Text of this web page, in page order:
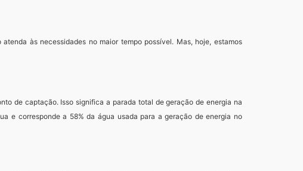
às necessidades no maior tempo possível. Mas, hoje, estamos
de captação. Isso significa a parada total de geração de energia na
e corresponde a 58% da água usada para a geração de energia no